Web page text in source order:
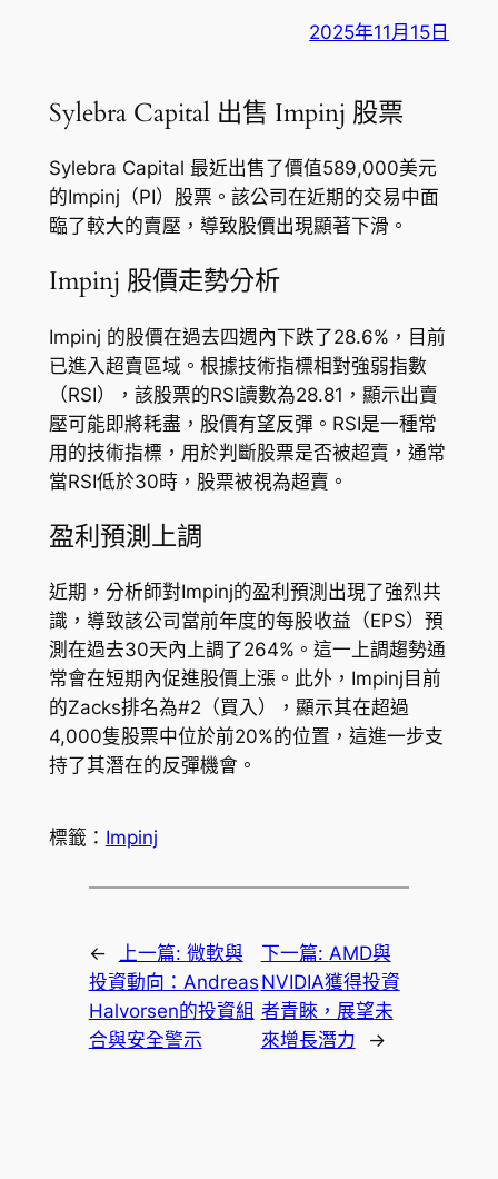
2025年11月15日
Sylebra Capital 出售 Impinj 股票
Sylebra Capital 最近出售了價值589,000美元
的Impinj（PI）股票。該公司在近期的交易中面
臨了較大的賣壓，導致股價出現顯著下滑。
Impinj 股價走勢分析
Impinj 的股價在過去四週內下跌了28.6%，目前
已進入超賣區域。根據技術指標相對強弱指數
（RSI），該股票的RSI讀數為28.81，顯示出賣
壓可能即將耗盡，股價有望反彈。RSI是一種常
用的技術指標，用於判斷股票是否被超賣，通常
當RSI低於30時，股票被視為超賣。
盈利預測上調
近期，分析師對Impinj的盈利預測出現了強烈共
識，導致該公司當前年度的每股收益（EPS）預
測在過去30天內上調了264%。這一上調趨勢通
常會在短期內促進股價上漲。此外，Impinj目前
的Zacks排名為#2（買入），顯示其在超過
4,000隻股票中位於前20%的位置，這進一步支
持了其潛在的反彈機會。
標籤： Impinj
← 上一篇: 微軟與
投資動向：Andreas
Halvorsen的投資組
合與安全警示
下一篇: AMD與
NVIDIA獲得投資
者青睞，展望未
來增長潛力
→